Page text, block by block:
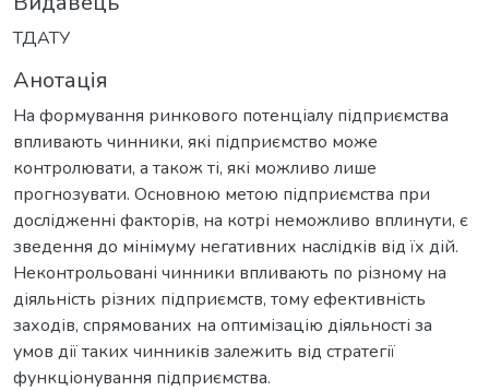
ТДАТУ
Анотація
На формування ринкового потенціалу підприємства
впливають чинники, які підприємство може
контролювати, а також ті, які можливо лише
прогнозувати. Основною метою підприємства при
дослідженні факторів, на котрі неможливо вплинути, є
зведення до мінімуму негативних наслідків від їх дій.
Неконтрольовані чинники впливають по різному на
діяльність різних підприємств, тому ефективність
заходів, спрямованих на оптимізацію діяльності за
умов дії таких чинників залежить від стратегії
функціонування підприємства.